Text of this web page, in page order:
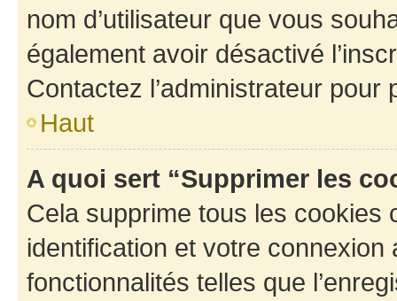
nom d’utilisateur que vous
également avoir désactivé
Contactez l’administrateur
Haut
A quoi sert “Supprimer les
Cela supprime tous les cookies
identification et votre
fonctionnalités telles que